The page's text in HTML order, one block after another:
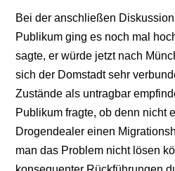
Bei der anschließen
Publikum ging es noch mal
sagte, er würde jetzt nach
sich der Domstadt sehr
Zustände als untragbar
Publikum fragte, ob denn nicht
Drogendealer einen
man das Problem nicht lösen